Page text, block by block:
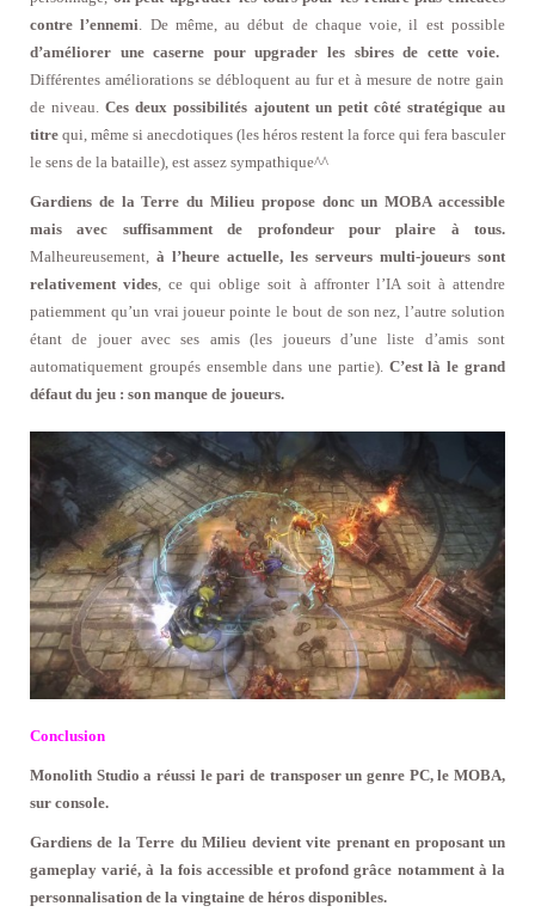
contre l’ennemi. De même, au début de chaque voie, il est possible
d’améliorer une caserne pour upgrader les sbires de cette voie.
Différentes améliorations se débloquent au fur et à mesure de notre gain
de niveau.Ces deux possibilités ajoutent un petit côté stratégique au
titre qui, même si anecdotiques (les héros restent la force qui fera basculer
le sens de la bataille), est assez sympathique^^
Gardiens de la Terre du Milieu propose donc un MOBA accessible
mais avec suffisamment de profondeur pour plaire à tous.
Malheureusement, à l’heure actuelle, les serveurs multi-joueurs sont
relativement vides, ce qui oblige soit à affronter l’IA soit à attendre
patiemment qu’un vrai joueur pointe le bout de son nez, l’autre solution
étant de jouer avec ses amis (les joueurs d’une liste d’amis sont
automatiquement groupés ensemble dans une partie). C’est là le grand
défaut du jeu : son manque de joueurs.
Conclusion
Monolith Studio a réussi le pari de transposer un genre PC, le MOBA,
sur console.
Gardiens de la Terre du Milieu devient vite prenant en proposant un
gameplay varié, à la fois accessible et profond grâce notamment à la
personnalisation de la vingtaine de héros disponibles.